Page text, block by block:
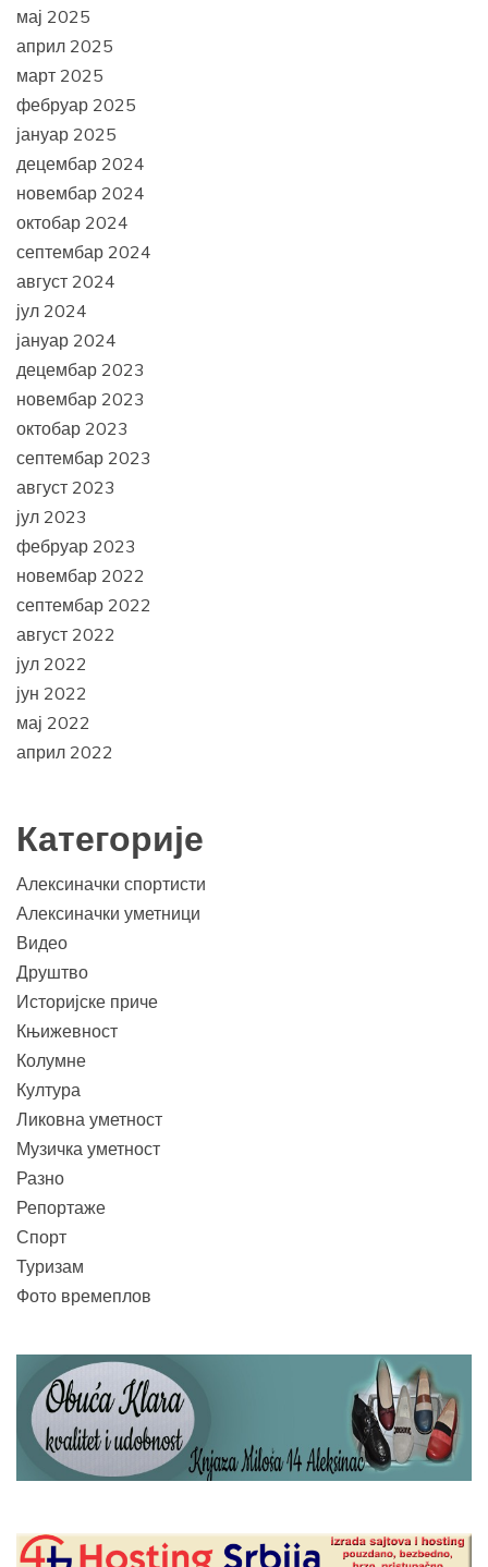
мај 2025
април 2025
март 2025
фебруар 2025
јануар 2025
децембар 2024
новембар 2024
октобар 2024
септембар 2024
август 2024
јул 2024
јануар 2024
децембар 2023
новембар 2023
октобар 2023
септембар 2023
август 2023
јул 2023
фебруар 2023
новембар 2022
септембар 2022
август 2022
јул 2022
јун 2022
мај 2022
април 2022
Категорије
Алексиначки спортисти
Алексиначки уметници
Видео
Друштво
Историјске приче
Књижевност
Колумне
Култура
Ликовна уметност
Музичка уметност
Разно
Репортаже
Спорт
Туризам
Фото времеплов